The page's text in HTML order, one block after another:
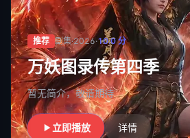
推荐 剧集·2026·10.0分
万妖图录传第四季
暂无简介，敬请期待
立即播放 详情